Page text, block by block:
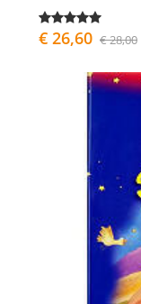
€ 26,60 € 28,00